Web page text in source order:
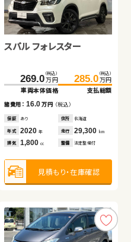
スバル フォレスター
269.0 （税込）
万円
車両本体価格
285.0 （税込）
万円
支払総額
諸費用： 16.0万円 （税込）
保証 あり 住所 北海道
年式 2020年 走行 29,300 km
排気 1,800cc 整備 法定整備付
見積もり・在庫確認
トヨタ ヴォクシー
46.0万円
車両本体価格
諸費用：13.0万円 （税込）
保証 なし 住所 長野県
排気 2,000cc 整備 法定整備付
ホンダ Ｎ ＢＯＸ
127.0 （税込）
万円
車両本体価格
132.7 （税込）
万円
支払総額
諸費用： 5.7万円（税込）
保証 あり 住所 福島県
年式 2023年 走行 68,200 km
排気 660cc 整備 法定整備付
見積もり・在庫確認
トヨタ アルファード ハイ
131.7 （税込）
万円
車両本体価格
145.9 （税込）
万円
支払総額
諸費用： 14.2万円 （税込）
保証 あり 住所 岩手県
年式 2012年 走行 79,500 km
排気 2,400cc 整備 法定整備付
見積もり・在庫確認